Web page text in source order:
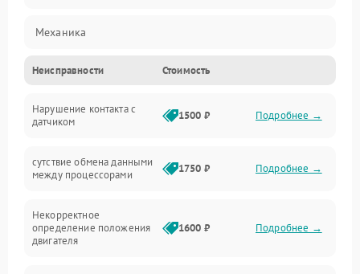
Механика
Управление
Электропитание
Неисправности Стоимость
Нарушение контакта с
датчиком
1500 ₽ Подробнее →
сутствие обмена данными
между процессорами
1750 ₽ Подробнее →
Некорректное
определение положения
двигателя
1600 ₽ Подробнее →